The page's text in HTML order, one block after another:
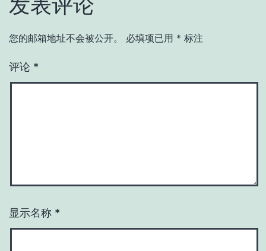
您的邮箱地址不会被公开。 必填项已用 * 标注
评论 *
显示名称 *